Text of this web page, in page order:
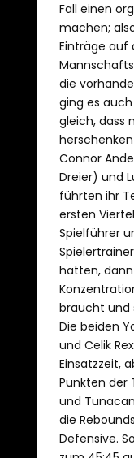
Fall einen
machen;
Einträge auf
die
ging es
gleich, dass
Connor
Dreier) und
führten ihr
ersten
Spielführer
hatten,
braucht und
Die beiden
und Celik
Einsatzzeit,
Punkten der
und
die
Defensive.